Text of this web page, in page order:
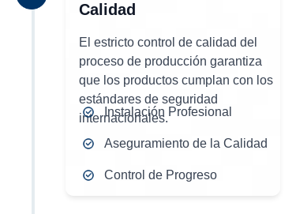
Calidad
El estricto control de calidad del
proceso de producción garantiza
que los productos cumplan con los
estándares de seguridad
internacionales.
Instalación Profesional
Aseguramiento de la Calidad
Control de Progreso